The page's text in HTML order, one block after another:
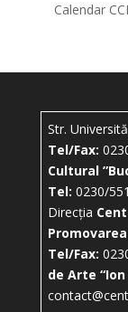
Calendar
Str.
Tel/Fax:
Cultural
Tel: 0230/
Direcția
Tel/Fax:
de Arte